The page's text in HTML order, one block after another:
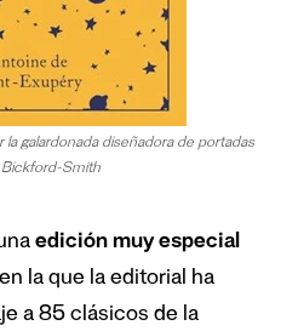
galardonada diseñadora de portadas
Bickford-Smith
edición muy especial
en la que la editorial ha
a 85 clásicos de la